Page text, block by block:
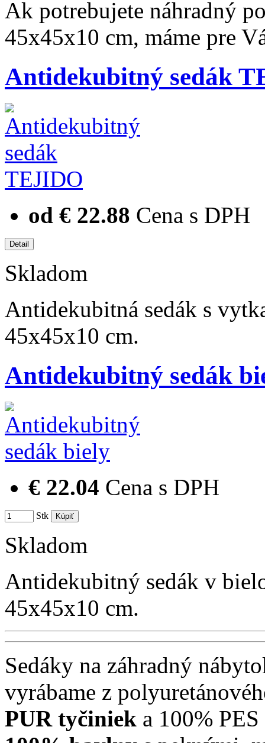
Ak potrebujete náhradný
45x45x10 cm, máme pre
Antidekubitný sedák
od € 22.88 Cena s DPH
Skladom
Antidekubitná sedák s
45x45x10 cm.
Antidekubitný sedák
€ 22.04 Cena s DPH
Stk
Skladom
Antidekubitný sedák v
45x45x10 cm.
Sedáky na záhradný
vyrábame z
PUR tyčiniek a 100%